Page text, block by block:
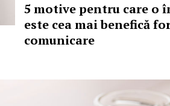
5 motive pentru care o
este cea mai benefică
comunicare